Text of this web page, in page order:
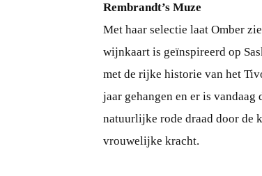
Rembrandt’s Muze
Met haar selectie laat Omber
wijnkaart is geïnspireerd op
met de rijke historie van het
jaar gehangen en er is
natuurlijke rode draad door de
vrouwelijke kracht.